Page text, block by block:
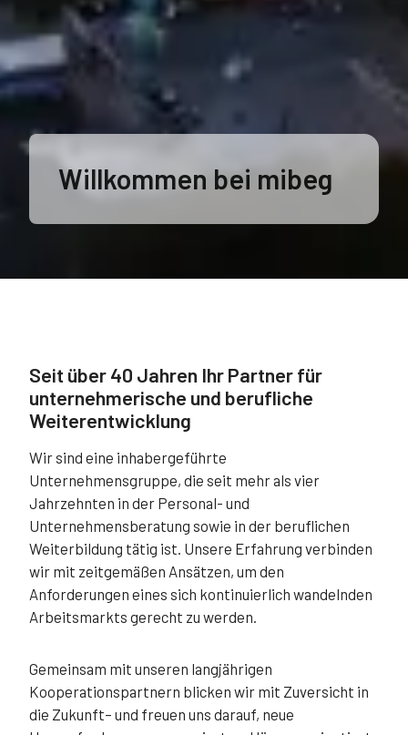
Willkommen bei mibeg
Seit über 40 Jahren Ihr Partner für
unternehmerische und berufliche
Weiterentwicklung
Wir sind eine inhabergeführte
Unternehmensgruppe, die seit mehr als vier
Jahrzehnten in der Personal- und
Unternehmensberatung sowie in der beruflichen
Weiterbildung tätig ist. Unsere Erfahrung verbinden
wir mit zeitgemäßen Ansätzen, um den
Anforderungen eines sich kontinuierlich wandelnden
Arbeitsmarkts gerecht zu werden.
Gemeinsam mit unseren langjährigen
Kooperationspartnern blicken wir mit Zuversicht in
die Zukunft– und freuen uns darauf, neue